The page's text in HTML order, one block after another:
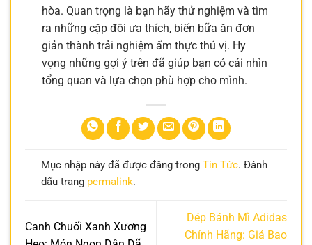
hòa. Quan trọng là bạn hãy thử nghiệm và tìm
ra những cặp đôi ưa thích, biến bữa ăn đơn
giản thành trải nghiệm ẩm thực thú vị. Hy
vọng những gợi ý trên đã giúp bạn có cái nhìn
tổng quan và lựa chọn phù hợp cho mình.
Mục nhập này đã được đăng trong Tin Tức. Đánh
dấu trang permalink.
Canh Chuối Xanh Xương
Dép Bánh Mì Adidas
Chính Hãng: Giá Bao